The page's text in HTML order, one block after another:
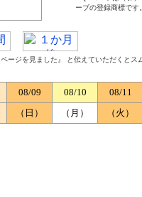
ーブの登録商標です。
ージを見ました』 と伝えていただくとス
08/09 08/10 08/11
（日） （月） （火）